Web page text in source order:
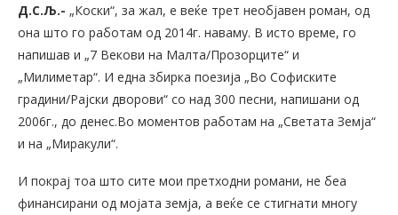
Д.С.Љ.- „Коски“, за жал, е веќе трет необјавен роман, од
она што го работам од 2014г. наваму. В исто време, го
напишав и „7 Векови на Малта/Прозорците“ и
„Милиметар“. И една збирка поезија „Во Софиските
градини/Рајски дворови“ со над 300 песни, напишани од
2006г., до денес.Во моментов работам на „Светата Земја“
и на „Миракули“.
И покрај тоа што сите мои претходни романи, не беа
финансирани од мојата земја, а веќе се стигнати многу